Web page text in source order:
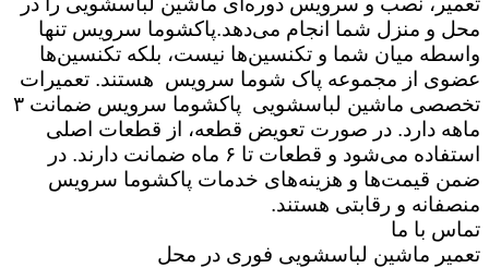
محل و منزل شما انجام می‌دهد.پاکشوما سرویس تنها
واسطه میان شما و تکنسین‌ها نیست، بلکه تکنسین‌ها
عضوی از مجموعه پاک شوما سرویس هستند. تعمیرات
تخصصی ماشین لباسشویی پاکشوما سرویس ضمانت ۳
ماهه دارد. در صورت تعویض قطعه، از قطعات اصلی
استفاده می‌شود و قطعات تا ۶ ماه ضمانت دارند. در
ضمن قیمت‌ها و هزینه‌های خدمات پاکشوما سرویس
منصفانه و رقابتی هستند.
تماس با ما
تعمیر ماشین لباسشویی فوری در محل